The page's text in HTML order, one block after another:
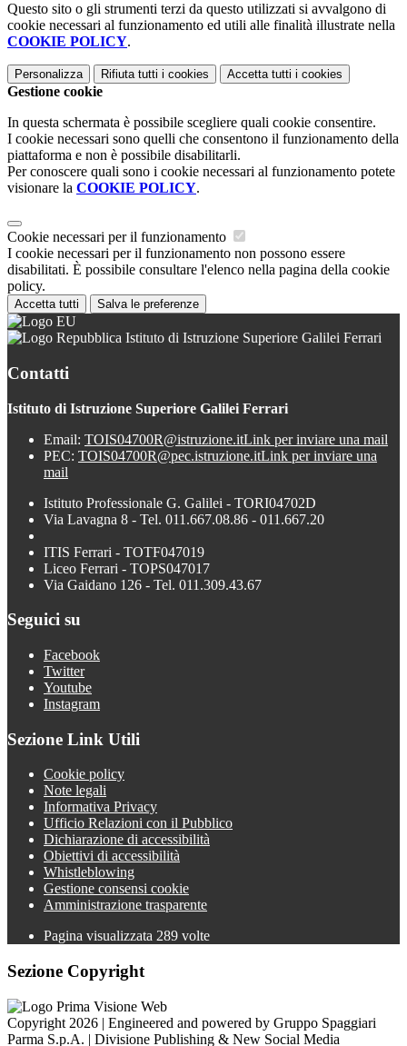
Questo sito o gli strumenti terzi da questo utilizzati si avvalgono di
cookie necessari al funzionamento ed utili alle finalità illustrate nella
COOKIE POLICY.
Personalizza Rifiuta tutti i cookies Accetta tutti i cookies
Gestione cookie
In questa schermata è possibile scegliere quali cookie consentire.
I cookie necessari sono quelli che consentono il funzionamento della
piattaforma e non è possibile disabilitarli.
Per conoscere quali sono i cookie necessari al funzionamento potete
visionare la COOKIE POLICY.
Cookie necessari per il funzionamento
I cookie necessari per il funzionamento non possono essere
disabilitati. È possibile consultare l'elenco nella pagina della cookie
policy.
Accetta tutti Salva le preferenze
Istituto di Istruzione Superiore Galilei Ferrari
Contatti
Istituto di Istruzione Superiore Galilei Ferrari
Email: TOIS04700R@istruzione.itLink per inviare una mail
PEC: TOIS04700R@pec.istruzione.itLink per inviare una
mail
Istituto Professionale G. Galilei - TORI04702D
Via Lavagna 8 - Tel. 011.667.08.86 - 011.667.20
ITIS Ferrari - TOTF047019
Liceo Ferrari - TOPS047017
Via Gaidano 126 - Tel. 011.309.43.67
Seguici su
Facebook
Twitter
Youtube
Instagram
Sezione Link Utili
Cookie policy
Note legali
Informativa Privacy
Ufficio Relazioni con il Pubblico
Dichiarazione di accessibilità
Obiettivi di accessibilità
Whistleblowing
Gestione consensi cookie
Amministrazione trasparente
Pagina visualizzata 289 volte
Sezione Copyright
Copyright 2026 | Engineered and powered by Gruppo Spaggiari
Parma S.p.A. | Divisione Publishing & New Social Media